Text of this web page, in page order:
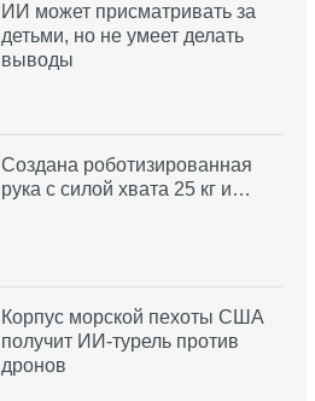
ИИ может присматривать за
детьми, но не умеет делать
выводы
Создана роботизированная
рука с силой хвата 25 кг и…
Корпус морской пехоты США
получит ИИ-турель против
дронов